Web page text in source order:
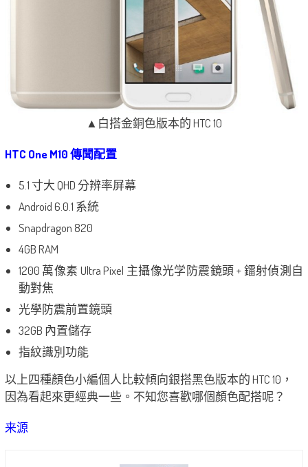
▲白搭金銅色版本的 HTC 10
HTC One M10 傳聞配置
5.1 寸大 QHD 分辨率屏幕
Android 6.0.1 系統
Snapdragon 820
4GB RAM
1200 萬像素 Ultra Pixel 主攝像光学防震鏡頭 + 鐳射偵測自
動對焦
光學防震前置鏡頭
32GB 內置儲存
指紋識別功能
以上四種顏色小編個人比較傾向銀搭黑色版本的 HTC 10，
因為看起來更經典一些。不知您喜歡哪個顏色配搭呢？
来源